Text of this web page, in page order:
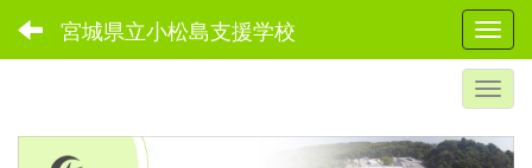
宮城県立小松島支援学校